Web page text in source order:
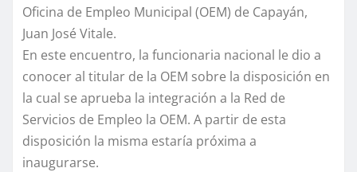
Oficina de Empleo Municipal (OEM) de Capayán,
Juan José Vitale.
En este encuentro, la funcionaria nacional le dio a
conocer al titular de la OEM sobre la disposición en
la cual se aprueba la integración a la Red de
Servicios de Empleo la OEM. A partir de esta
disposición la misma estaría próxima a
inaugurarse.